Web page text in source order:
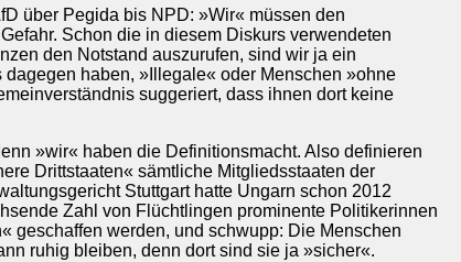
über Pegida bis NPD: »Wir« müssen den
Schon die in diesem Diskurs verwendeten
den Notstand auszurufen, sind wir ja ein
haben, »Illegale« oder Menschen »ohne
suggeriert, dass ihnen dort keine
»wir« haben die Definitionsmacht. Also definieren
Drittstaaten« sämtliche Mitgliedsstaaten der
Stuttgart hatte Ungarn schon 2012
Zahl von Flüchtlingen prominente Politikerinnen
geschaffen werden, und schwupp: Die Menschen
ruhig bleiben, denn dort sind sie ja »sicher«.